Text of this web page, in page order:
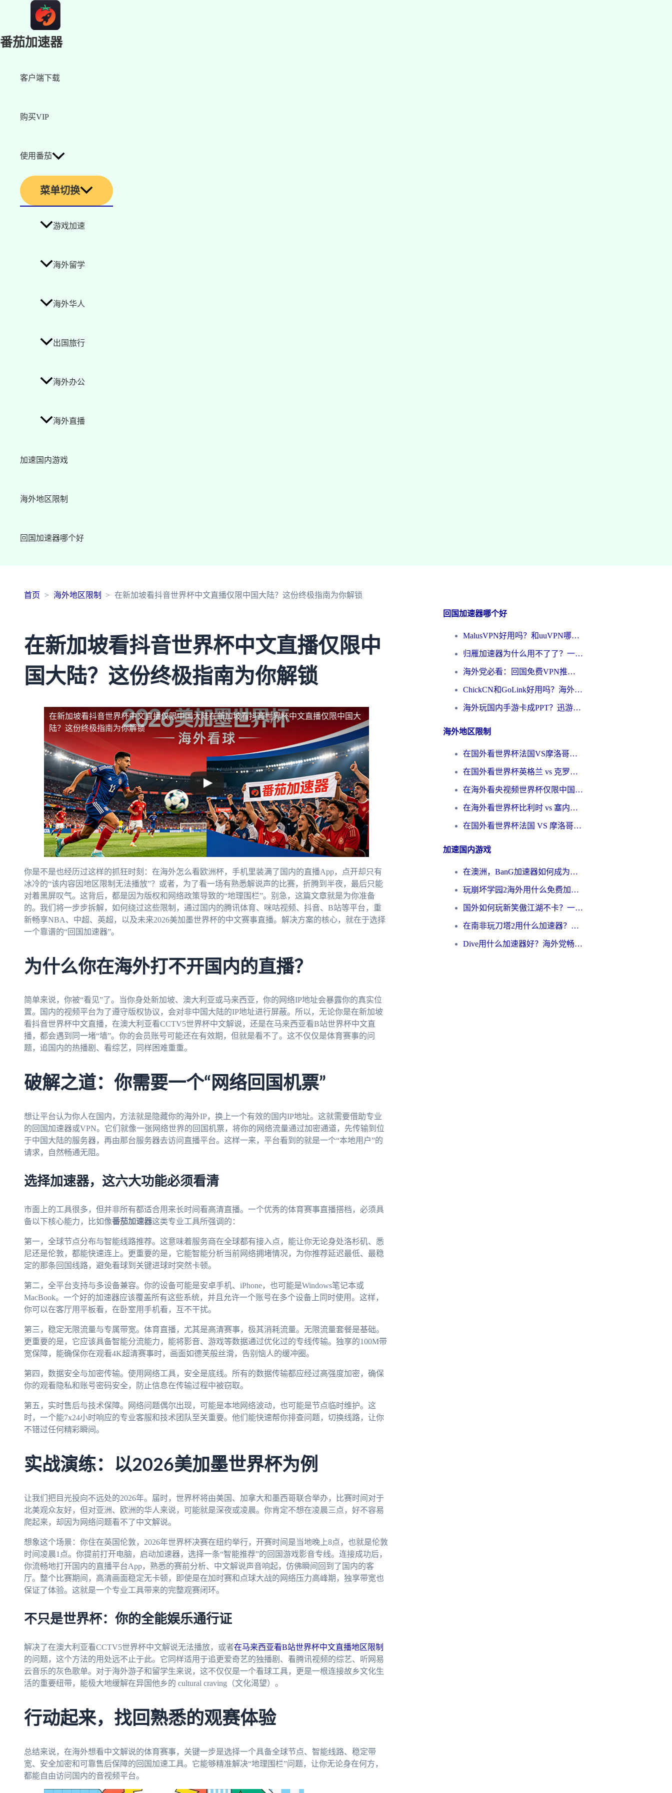
番茄加速器
客户端下载
购买VIP
使用番茄
菜单切换
游戏加速
海外留学
海外华人
出国旅行
海外办公
海外直播
加速国内游戏
海外地区限制
回国加速器哪个好
首页 海外地区限制 在新加坡看抖音世界杯中文直播仅限中国大陆？这份终极指南为你解锁
在新加坡看抖音世界杯中文直播仅限中
国大陆？这份终极指南为你解锁
在新加坡看抖音世界杯中文直播仅限中国大陆在新加坡看抖音世界杯中文直播仅限中国大
陆？这份终极指南为你解锁
你是不是也经历过这样的抓狂时刻：在海外怎么看欧洲杯，手机里装满了国内的直播App，点开却只有
冰冷的“该内容因地区限制无法播放”？或者，为了看一场有熟悉解说声的比赛，折腾到半夜，最后只能
对着黑屏叹气。这背后，都是因为版权和网络政策导致的“地理围栏”。别急，这篇文章就是为你准备
的。我们将一步步拆解，如何绕过这些限制，通过国内的腾讯体育、咪咕视频、抖音、B站等平台，重
新畅享NBA、中超、英超，以及未来2026美加墨世界杯的中文赛事直播。解决方案的核心，就在于选择
一个靠谱的“回国加速器”。
为什么你在海外打不开国内的直播？
简单来说，你被“看见”了。当你身处新加坡、澳大利亚或马来西亚，你的网络IP地址会暴露你的真实位
置。国内的视频平台为了遵守版权协议，会对非中国大陆的IP地址进行屏蔽。所以，无论你是在新加坡
看抖音世界杯中文直播，在澳大利亚看CCTV5世界杯中文解说，还是在马来西亚看B站世界杯中文直
播，都会遇到同一堵“墙”。你的会员账号可能还在有效期，但就是看不了。这不仅仅是体育赛事的问
题，追国内的热播剧、看综艺，同样困难重重。
破解之道：你需要一个“网络回国机票”
想让平台认为你人在国内，方法就是隐藏你的海外IP，换上一个有效的国内IP地址。这就需要借助专业
的回国加速器或VPN。它们就像一张网络世界的回国机票，将你的网络流量通过加密通道，先传输到位
于中国大陆的服务器，再由那台服务器去访问直播平台。这样一来，平台看到的就是一个“本地用户”的
请求，自然畅通无阻。
选择加速器，这六大功能必须看清
市面上的工具很多，但并非所有都适合用来长时间看高清直播。一个优秀的体育赛事直播搭档，必须具
备以下核心能力，比如像番茄加速器这类专业工具所强调的：
第一，全球节点分布与智能线路推荐。这意味着服务商在全球都有接入点，能让你无论身处洛杉矶、悉
尼还是伦敦，都能快速连上。更重要的是，它能智能分析当前网络拥堵情况，为你推荐延迟最低、最稳
定的那条回国线路，避免看球到关键进球时突然卡顿。
第二，全平台支持与多设备兼容。你的设备可能是安卓手机、iPhone，也可能是Windows笔记本或
MacBook。一个好的加速器应该覆盖所有这些系统，并且允许一个账号在多个设备上同时使用。这样，
你可以在客厅用平板看，在卧室用手机看，互不干扰。
第三，稳定无限流量与专属带宽。体育直播，尤其是高清赛事，极其消耗流量。无限流量套餐是基础。
更重要的是，它应该具备智能分流能力，能将影音、游戏等数据通过优化过的专线传输。独享的100M带
宽保障，能确保你在观看4K超清赛事时，画面如德芙般丝滑，告别恼人的缓冲圈。
第四，数据安全与加密传输。使用网络工具，安全是底线。所有的数据传输都应经过高强度加密，确保
你的观看隐私和账号密码安全，防止信息在传输过程中被窃取。
第五，实时售后与技术保障。网络问题偶尔出现，可能是本地网络波动，也可能是节点临时维护。这
时，一个能7x24小时响应的专业客服和技术团队至关重要。他们能快速帮你排查问题，切换线路，让你
不错过任何精彩瞬间。
实战演练：以2026美加墨世界杯为例
让我们把目光投向不远处的2026年。届时，世界杯将由美国、加拿大和墨西哥联合举办，比赛时间对于
北美观众友好，但对亚洲、欧洲的华人来说，可能就是深夜或凌晨。你肯定不想在凌晨三点，好不容易
爬起来，却因为网络问题看不了中文解说。
想象这个场景：你住在英国伦敦，2026年世界杯决赛在纽约举行，开赛时间是当地晚上8点，也就是伦敦
时间凌晨1点。你提前打开电脑，启动加速器，选择一条“智能推荐”的回国游戏影音专线。连接成功后，
你流畅地打开国内的直播平台App，熟悉的赛前分析、中文解说声音响起，仿佛瞬间回到了国内的客
厅。整个比赛期间，高清画面稳定无卡顿，即使是在加时赛和点球大战的网络压力高峰期，独享带宽也
保证了体验。这就是一个专业工具带来的完整观赛闭环。
不只是世界杯：你的全能娱乐通行证
解决了在澳大利亚看CCTV5世界杯中文解说无法播放，或者在马来西亚看B站世界杯中文直播地区限制
的问题，这个方法的用处远不止于此。它同样适用于追更爱奇艺的独播剧、看腾讯视频的综艺、听网易
云音乐的灰色歌单。对于海外游子和留学生来说，这不仅仅是一个看球工具，更是一根连接故乡文化生
活的重要纽带，能极大地缓解在异国他乡的 cultural craving（文化渴望）。
行动起来，找回熟悉的观赛体验
总结来说，在海外想看中文解说的体育赛事，关键一步是选择一个具备全球节点、智能线路、稳定带
宽、安全加密和可靠售后保障的回国加速工具。它能够精准解决“地理围栏”问题，让你无论身在何方，
都能自由访问国内的音视频平台。
回国加速器哪个好
MalusVPN好用吗？和uuVPN哪个好？海外党无缝访问国内资源的真实对比与选择指南
归雁加速器为什么用不了了？一位海外游子的真实困惑与技术解答
海外党必看：回国免费VPN推荐？别踩坑！教你选对加速器无缝刷国内资源
ChickCN和GoLink好用吗？海外党如何选对回国加速器
海外玩国内手游卡成PPT？迅游和奇游手游哪个好？一篇讲透回国加速器怎么选
海外地区限制
在国外看世界杯法国VS摩洛哥地区限制？这篇指南让你流畅看中文解说无压力
在国外看世界杯英格兰 vs 克罗地亚当前地区不可播放？这篇指南帮你搞定所有海外观赛难题
在海外看央视频世界杯仅限中国大陆？这篇指南帮你解锁中文解说+无卡顿直播
在海外看世界杯比利时 vs 塞内加尔仅限中国大陆？我找到了最流畅的中文解说之路
在国外看世界杯法国 VS 摩洛哥仅限中国大陆？海外党这样看中文解说赛事不卡顿
加速国内游戏
在澳洲，BanG加速器如何成为你国服游戏的“时光机”？
玩崩坏学园2海外用什么免费加速器好？2026海外党亲测国服游戏加速指南
国外如何玩新笑傲江湖不卡？一份给海外游子的终极网络指南
在南非玩刀塔2用什么加速器？一份给海外游子的终极生存指南
Dive用什么加速器好？海外党畅玩国服游戏的终极避坑指南